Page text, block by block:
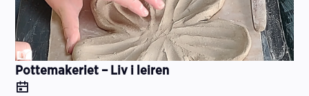
Pottemakeriet – Liv i leiren